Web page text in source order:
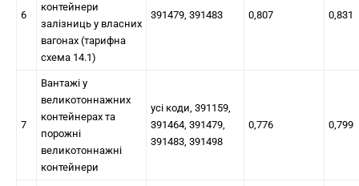
6
контейнери
залізниць у власних
вагонах (тарифна
схема 14.1)
391479, 391483 0,807 0,831
7
Вантажі у
великотоннажних
контейнерах та
порожні
великотоннажні
контейнери
усі коди, 391159,
391464, 391479,
391483, 391498
0,776 0,799